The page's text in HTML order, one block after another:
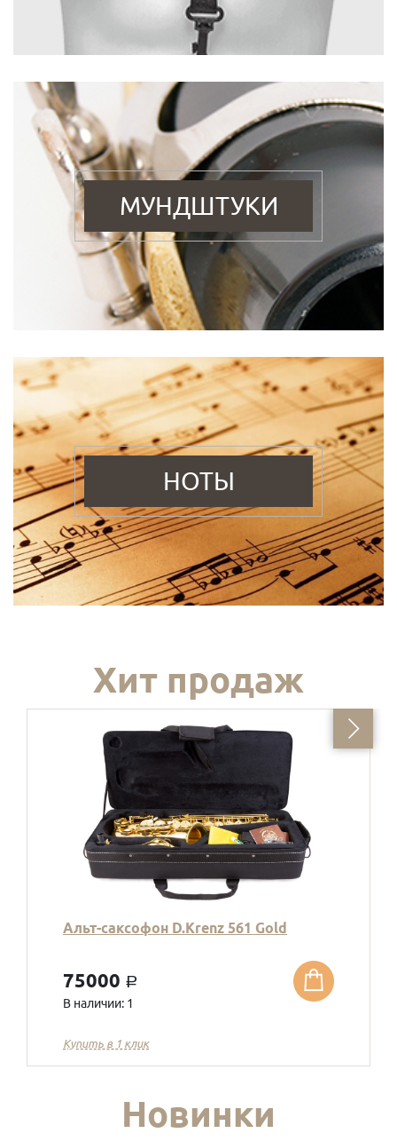
МУНДШТУКИ
НОТЫ
Хит продаж
Альт-саксофон D.Krenz 561 Gold
75000 a
В наличии: 1
Купить в 1 клик
Новинки